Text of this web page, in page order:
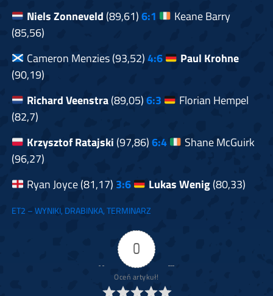
Niels Zonneveld (89,61)6:1
Keane Barry
(85,56)
Cameron Menzies (93,52)4:6
Paul Krohne
(90,19)
Richard Veenstra(89,05)6:3
Florian Hempel
(82,7)
Krzysztof Ratajski (97,86)6:4
Shane McGuirk
(96,27)
Ryan Joyce (81,17) 3:6 Lukas Wenig(80,33)
ET2 – WYNIKI, DRABINKA, TERMINARZ
0
Oceń artykuł!